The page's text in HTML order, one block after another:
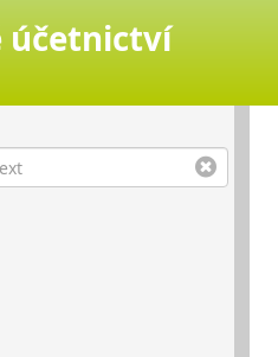
účetnictví